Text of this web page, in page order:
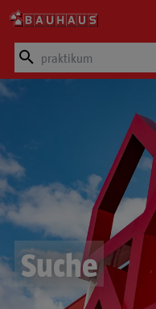
Zum Hauptinhalt springen
Suchfeld
Suche